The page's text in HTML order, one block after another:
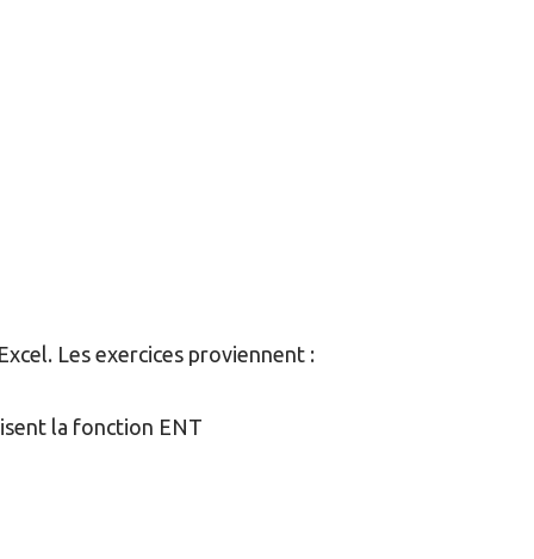
Les exercices proviennent :
la fonction ENT